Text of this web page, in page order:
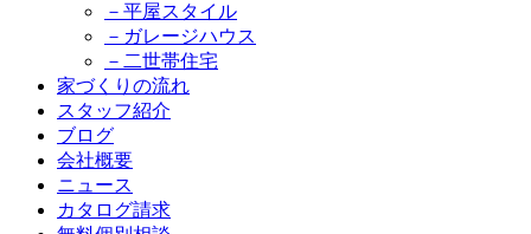
－平屋スタイル
－ガレージハウス
－二世帯住宅
家づくりの流れ
スタッフ紹介
ブログ
会社概要
ニュース
カタログ請求